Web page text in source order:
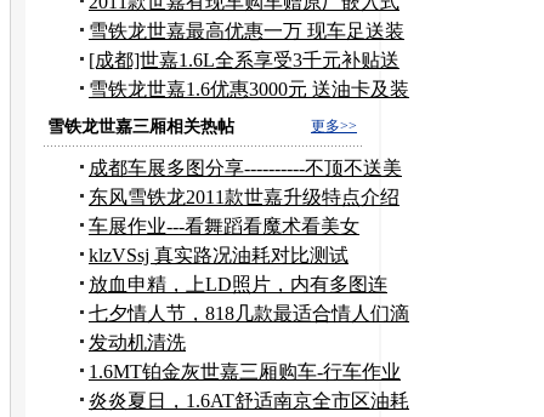
导航
雪铁龙世嘉最高优惠一万 现车足送装
潢
[成都]世嘉1.6L全系享受3千元补贴送
油卡
雪铁龙世嘉1.6优惠3000元 送油卡及装
潢
更多>>
雪铁龙世嘉三厢相关热帖
成都车展多图分享----------不顶不送美
女
东风雪铁龙2011款世嘉升级特点介绍
车展作业---看舞蹈看魔术看美女
klzVSsj 真实路况油耗对比测试
放血申精，上LD照片，内有多图连
载！
七夕情人节，818几款最适合情人们滴
靓车~~
发动机清洗
1.6MT铂金灰世嘉三厢购车-行车作业
炎炎夏日，1.6AT舒适南京全市区油耗